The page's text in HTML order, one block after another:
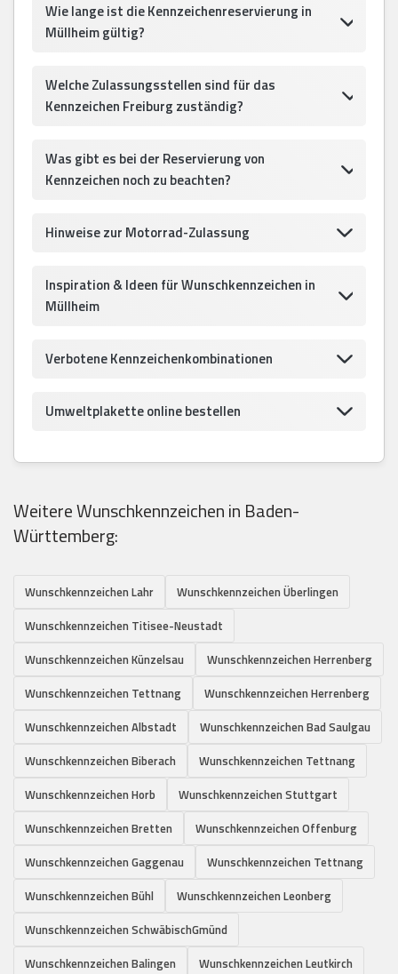
Wie lange ist die Kennzeichenreservierung in
Müllheim gültig?
Welche Zulassungsstellen sind für das
Kennzeichen Freiburg zuständig?
Was gibt es bei der Reservierung von
Kennzeichen noch zu beachten?
Hinweise zur Motorrad-Zulassung
Inspiration & Ideen für Wunschkennzeichen in
Müllheim
Verbotene Kennzeichenkombinationen
Umweltplakette online bestellen
Weitere Wunschkennzeichen in Baden-
Württemberg:
Wunschkennzeichen Lahr
Wunschkennzeichen Überlingen
Wunschkennzeichen Titisee-Neustadt
Wunschkennzeichen Künzelsau
Wunschkennzeichen Herrenberg
Wunschkennzeichen Tettnang
Wunschkennzeichen Herrenberg
Wunschkennzeichen Albstadt
Wunschkennzeichen Bad Saulgau
Wunschkennzeichen Biberach
Wunschkennzeichen Tettnang
Wunschkennzeichen Horb
Wunschkennzeichen Stuttgart
Wunschkennzeichen Bretten
Wunschkennzeichen Offenburg
Wunschkennzeichen Gaggenau
Wunschkennzeichen Tettnang
Wunschkennzeichen Bühl
Wunschkennzeichen Leonberg
Wunschkennzeichen SchwäbischGmünd
Wunschkennzeichen Balingen
Wunschkennzeichen Leutkirch